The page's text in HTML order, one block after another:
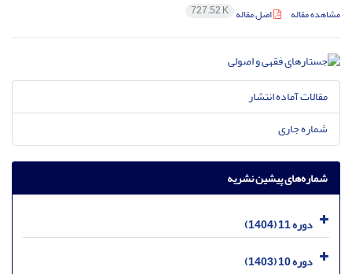
مشاهده مقاله اصل مقاله 727.52 K
مقالات آماده انتشار
شماره جاری
شماره‌های پیشین نشریه
دوره 11 (1404)
دوره 10 (1403)